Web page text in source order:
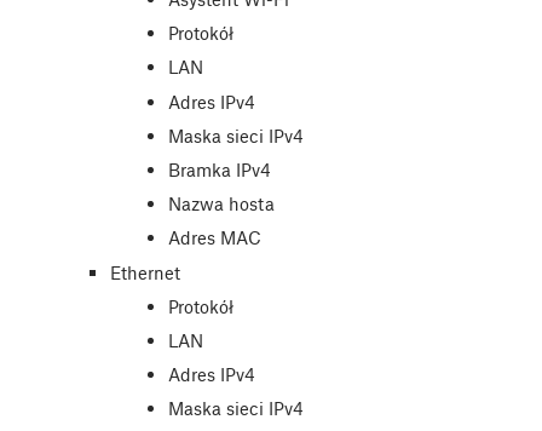
Protokół
LAN
Adres IPv4
Maska sieci IPv4
Bramka IPv4
Nazwa hosta
Adres MAC
Ethernet
Protokół
LAN
Adres IPv4
Maska sieci IPv4